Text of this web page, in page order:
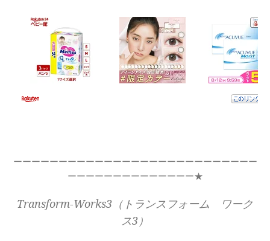
ーーーーーーーーーーーーーーーーーーーーーーーーーーー
ーーーーーーーーーーーーーー★
Transform-Works3（トランスフォーム ワーク
ス3）